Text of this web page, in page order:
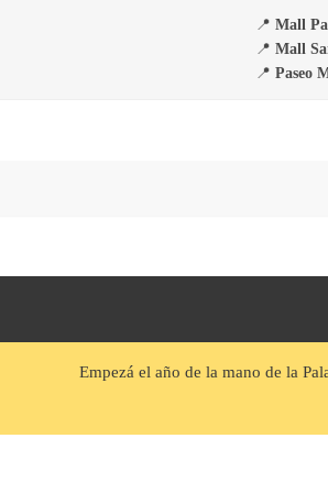
📍 Mall
📍 Mall
📍 Paseo
Empezá el año de la mano de la